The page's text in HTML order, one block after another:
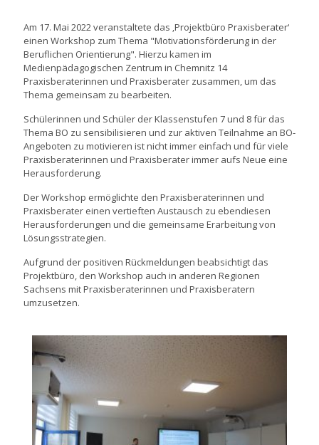
Am 17. Mai 2022 veranstaltete das ‚Projektbüro Praxisberater‘
einen Workshop zum Thema "Motivationsförderung in der
Beruflichen Orientierung". Hierzu kamen im
Medienpädagogischen Zentrum in Chemnitz 14
Praxisberaterinnen und Praxisberater zusammen, um das
Thema gemeinsam zu bearbeiten.
Schülerinnen und Schüler der Klassenstufen 7 und 8 für das
Thema BO zu sensibilisieren und zur aktiven Teilnahme an BO-
Angeboten zu motivieren ist nicht immer einfach und für viele
Praxisberaterinnen und Praxisberater immer aufs Neue eine
Herausforderung.
Der Workshop ermöglichte den Praxisberaterinnen und
Praxisberater einen vertieften Austausch zu ebendiesen
Herausforderungen und die gemeinsame Erarbeitung von
Lösungsstrategien.
Aufgrund der positiven Rückmeldungen beabsichtigt das
Projektbüro, den Workshop auch in anderen Regionen
Sachsens mit Praxisberaterinnen und Praxisberatern
umzusetzen.